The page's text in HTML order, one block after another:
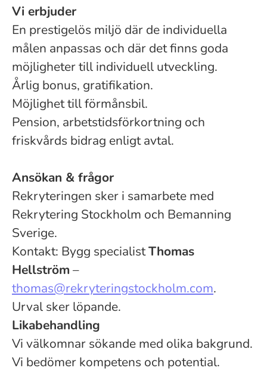
Vi erbjuder
En prestigelös miljö där de individuella
målen anpassas och där det finns goda
möjligheter till individuell utveckling.
Årlig bonus, gratifikation.
Möjlighet till förmånsbil.
Pension, arbetstidsförkortning och
friskvårds bidrag enligt avtal.
Ansökan & frågor
Rekryteringen sker i samarbete med
Rekrytering Stockholm och Bemanning
Sverige.
Kontakt: Bygg specialistThomas
Hellström –
thomas@rekryteringstockholm.com.
Urval sker löpande.
Likabehandling
Vi välkomnar sökande med olika bakgrund.
Vi bedömer kompetens och potential.